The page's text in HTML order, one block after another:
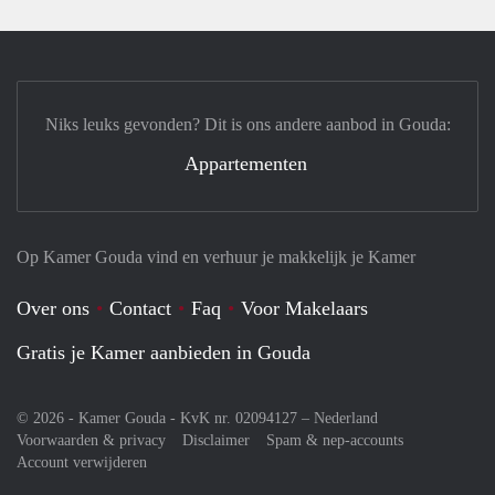
Op Kamer Gouda vind en verhuur je makkelijk je Kamer
Over ons Contact Faq
Voor Makelaars
Gratis je Kamer aanbieden in Gouda
© 2026 - Kamer Gouda - KvK nr. 02094127 – Nederland
Voorwaarden & privacy
Disclaimer
Spam & nep-accounts
Account verwijderen
Niks leuks gevonden? Dit is ons andere aanbod in Gouda:
Appartementen